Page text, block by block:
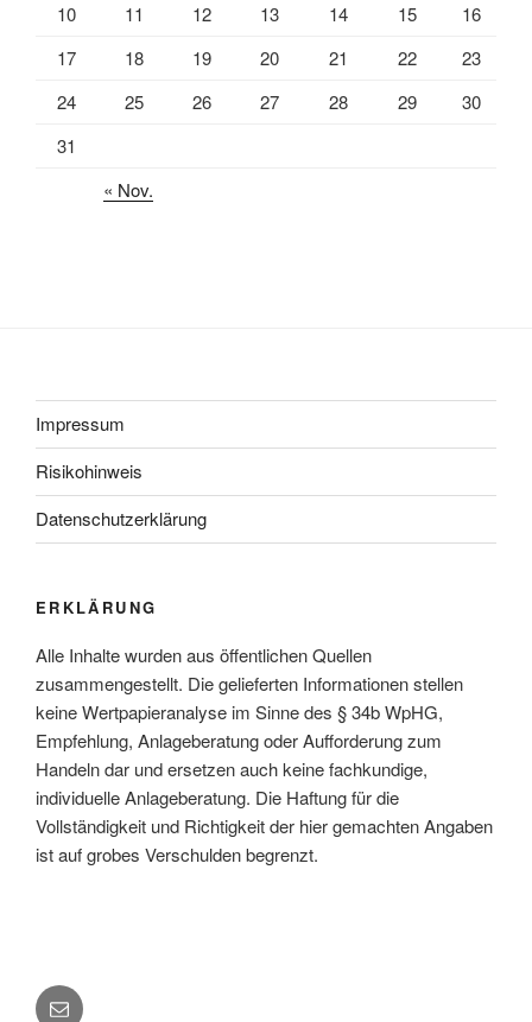
10
11 12 13 14 15
16
17
18 19 20 21 22
23
24
25 26 27 28 29
30
31
« Nov.
Impressum
Risikohinweis
Datenschutzerklärung
ERKLÄRUNG
Alle Inhalte wurden aus öffentlichen Quellen
zusammengestellt. Die gelieferten Informationen stellen
keine Wertpapieranalyse im Sinne des § 34b WpHG,
Empfehlung, Anlageberatung oder Aufforderung zum
Handeln dar und ersetzen auch keine fachkundige,
individuelle Anlageberatung. Die Haftung für die
Vollständigkeit und Richtigkeit der hier gemachten Angaben
ist auf grobes Verschulden begrenzt.
E-